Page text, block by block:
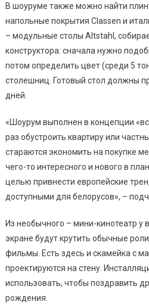
В шоуруме также можно найти
напольные покрытия Classen и
– модульные столы Altstahl,
конструктора: сначала нужно
потом определить цвет (среди 5
столешниц. Готовый стол должны
дней.
«Шоурум выполнен в концепции
раз обустроить квартиру или
стараются экономить на покупке
чего-то интересного и нового в
целью привнести европейские
доступными для белорусов», –
Из необычного – мини-кинотеатр
экране будут крутить обычные
фильмы. Есть здесь и скамейка с
проектируются на стену.
использовать, чтобы поздравить
рождения.